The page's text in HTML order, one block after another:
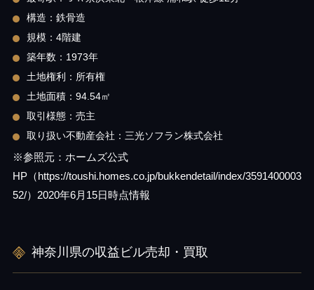
構造：鉄骨造
規模：4階建
築年数：1973年
土地権利：所有権
土地面積：94.54㎡
取引様態：売主
取り扱い不動産会社：三光ソフラン株式会社
※参照元：ホームズ公式
HP（https://toushi.homes.co.jp/bukkendetail/index/3591400003
52/）2020年6月15日時点情報
神奈川県の収益ビル売却・買取